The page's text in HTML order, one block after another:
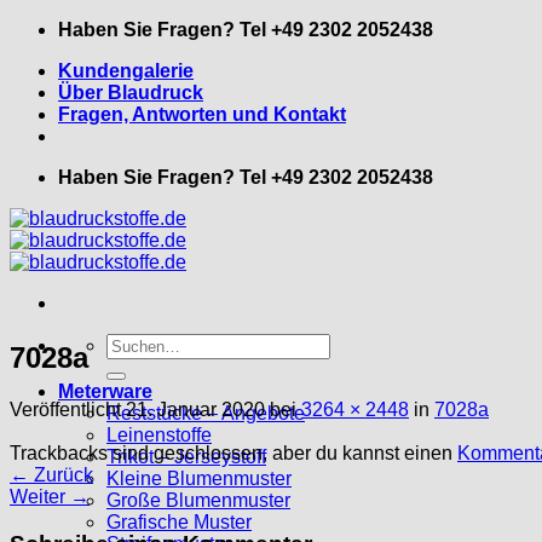
Zum
springen
Haben Sie Fragen? Tel +49 2302 2052438
Kundengalerie
Über Blaudruck
Fragen, Antworten und Kontakt
Haben Sie Fragen? Tel +49 2302 2052438
Suche
nach:
Meterware
Reststücke – Angebote
Leinenstoffe
Trikot – Jerseystoff
Kleine Blumenmuster
Große Blumenmuster
Grafische Muster
7028a
Veröffentlicht21. Januar 2020bei3264 × 2448 in 7028a
Trackbacks sind geschlossen, aber du kannst einen
← Zurück
Weiter →